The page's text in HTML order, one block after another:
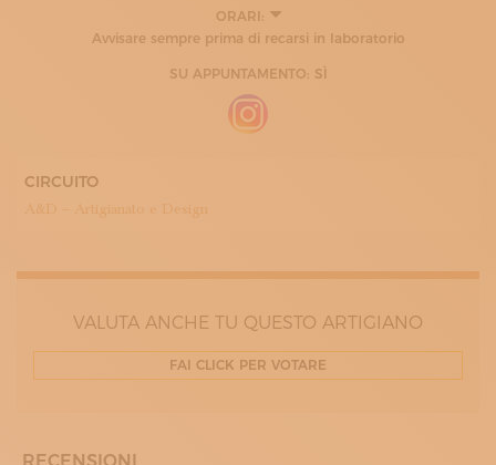
ORARI:
Avvisare sempre prima di recarsi in laboratorio
SU APPUNTAMENTO: SÌ
CIRCUITO
A&D – Artigianato e Design
VALUTA ANCHE TU QUESTO ARTIGIANO
FAI CLICK PER VOTARE